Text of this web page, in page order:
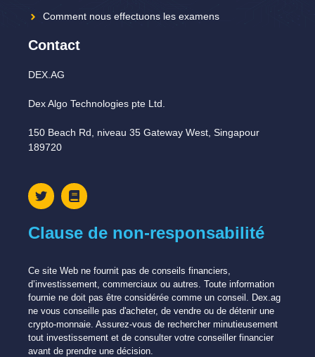
Comment nous effectuons les examens
Contact
DEX.AG
Dex Algo Technologies pte Ltd.
150 Beach Rd, niveau 35 Gateway West, Singapour
189720
Clause de non-responsabilité
Ce site Web ne fournit pas de conseils financiers,
d’investissement, commerciaux ou autres. Toute information
fournie ne doit pas être considérée comme un conseil. Dex.ag
ne vous conseille pas d'acheter, de vendre ou de détenir une
crypto-monnaie. Assurez-vous de rechercher minutieusement
tout investissement et de consulter votre conseiller financier
avant de prendre une décision.